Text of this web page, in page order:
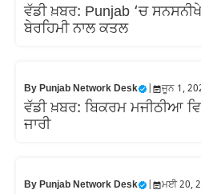
ਵੱਡੀ ਖ਼ਬਰ: Punjab ‘ਚ
ਬੇਰਹਿਮੀ ਨਾਲ ਕਤਲ
ByPunjab Network Desk ਜੂਨ 1,
ਵੱਡੀ ਖ਼ਬਰ: ਬਿਕਰਮ ਮਜੀਠੀਆ
ਜਾਰੀ
ByPunjab Network Desk ਮਈ 20,